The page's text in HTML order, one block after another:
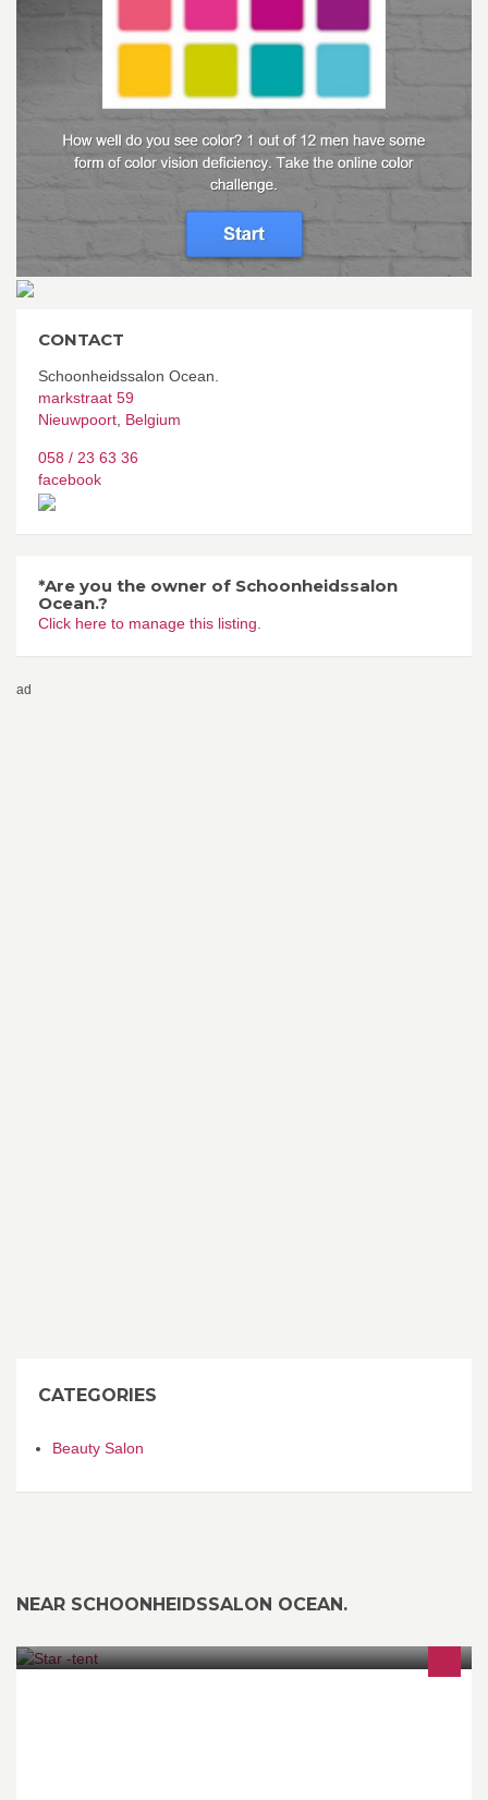
CONTACT
Schoonheidssalon Ocean.
markstraat 59
Nieuwpoort Belgium
058 / 23 63 36
facebook
*Are you the owner of Schoonheidssalon
Ocean.?
Click here to manage this listing.
ad
CATEGORIES
Beauty Salon
NEAR SCHOONHEIDSSALON OCEAN.